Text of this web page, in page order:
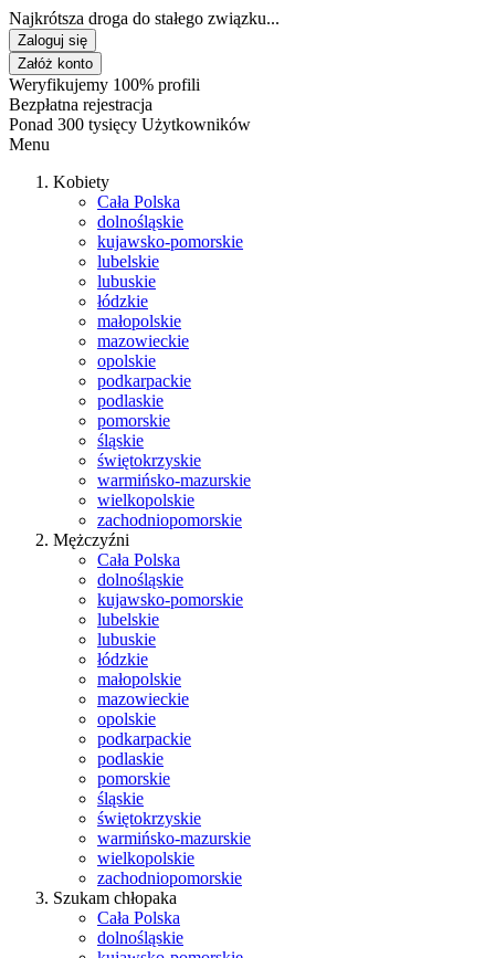
Najkrótsza droga do stałego związku...
Zaloguj się
Załóż konto
Weryfikujemy 100% profili
Bezpłatna rejestracja
Ponad 300 tysięcy Użytkowników
Menu
Kobiety
Cała Polska
dolnośląskie
kujawsko-pomorskie
lubelskie
lubuskie
łódzkie
małopolskie
mazowieckie
opolskie
podkarpackie
podlaskie
pomorskie
śląskie
świętokrzyskie
warmińsko-mazurskie
wielkopolskie
zachodniopomorskie
Mężczyźni
Cała Polska
dolnośląskie
kujawsko-pomorskie
lubelskie
lubuskie
łódzkie
małopolskie
mazowieckie
opolskie
podkarpackie
podlaskie
pomorskie
śląskie
świętokrzyskie
warmińsko-mazurskie
wielkopolskie
zachodniopomorskie
Szukam chłopaka
Cała Polska
dolnośląskie